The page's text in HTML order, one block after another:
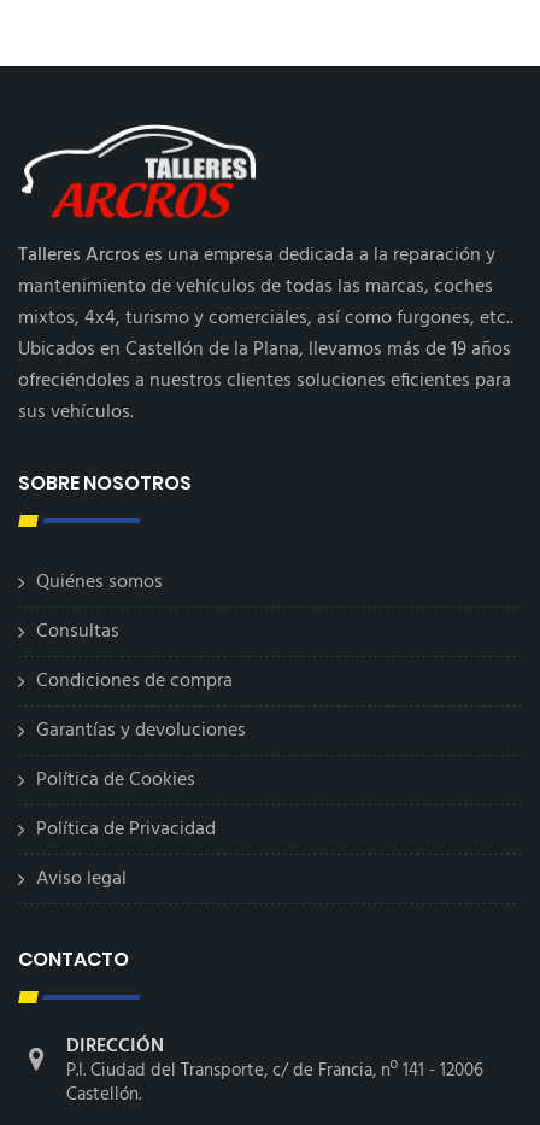
Talleres Arcroses una empresa dedicada a la reparación y
mantenimiento de vehículos de todas las marcas, coches
mixtos, 4x4, turismo y comerciales, así como furgones, etc..
Ubicados en Castellón de la Plana, llevamos más de 19 años
ofreciéndoles a nuestros clientes soluciones eficientes para
sus vehículos.
SOBRE NOSOTROS
Quiénes somos
Consultas
Condiciones de compra
Garantías y devoluciones
Política de Cookies
Política de Privacidad
Aviso legal
CONTACTO
DIRECCIÓN
P.I. Ciudad del Transporte, c/ de Francia, nº 141 - 12006
Castellón.